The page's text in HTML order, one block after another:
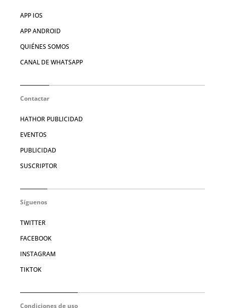
APP IOS
APP ANDROID
QUIÉNES SOMOS
CANAL DE WHATSAPP
Contactar
HATHOR PUBLICIDAD
EVENTOS
PUBLICIDAD
SUSCRIPTOR
Síguenos
TWITTER
FACEBOOK
INSTAGRAM
TIKTOK
Condiciones de uso